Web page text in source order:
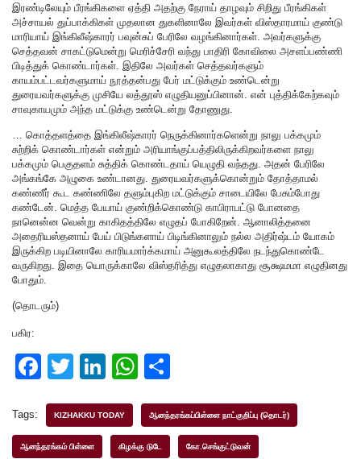
இரண்டிலேயும் பீரங்கிகளை ஏத்தி அதற்கு நேராய் தாழவும் சிறிது பீரங்கிகள்
அச்சாயல் துப்பாக்கிகள் முதலான துகளினாலே இவர்கள் விஸ்தாரமாய் குண்டு
மாரியாய் இங்கிலீஷ்காரர் பவுன்சுப் பேரிலே வழங்கினார்கள். அவர்களுக்கு
செத்தவன் சாகட்டுமென்று மெரிச்சேரி வந்து பாதிரி கோவிலை அசளப்பண்ணி
பிடித்துக் கொண்டார்கள். இதிலே அவர்கள் செத்தவர்களும்
காயம்பட்டவர்களுமாய் நூத்தன்பது பேர் மட்டுக்கும் உண்டென்று
துரையவர்களுக்கு முசியே லத்தூஸ் எழுதியனுப்பினான். என் புத்திக்கேற்கவும்
சாவுகாயமும் அந்த மட்டுக்கு உண்டென்று தோணுது.
… கொத்தளத்தை இங்கிலீஷ்காரர் நெருக்கினார்களென்று நாலு பக்கமும்
சுற்றிக் கொண்டார்கள் என்றும் அரியாங்குப்பத்திலிருக்கிறவர்களை நாலு
பக்கமும் பெகுதளம் சுத்திக் கொண்டதாய் யெழுதி வந்தது. அதன் பேரிலே
அங்கங்கே அழுகை உண்டானது. துரையவர்களுக்கொன்றும் தோத்தாமல்
கண்ணீர் கூட கண்ணிலே தளும்புகிற மட்டுக்கும் சாடையிலே பேசும்போது
கண்டேன். மெத்த பேயாய் குண்றிக்கொண்டு காபிராபட்டு போனதை
நானென்ன வென்று காகிதத்திலே எழுதப் போகிறேன். ஆனாலித்தனை
அதைரியஸ்தனாய் பேய் பிடுங்களாய் பிடிங்கினாலும் நல்ல அதிர்ஷ்டம் யோகம்
இருக்கிற படியினாலே காரியமார்க்கமாய் அனுகூலத்திலே நடந்துகொண்டே
வருகிறது. இதை யொருக்காலே விஸ்தரித்து எழுதலாகாது சூக்ஷமமா எழுதினது
போதும்.
(தொடரும்)
பகிர:
F
c
e
T
tt
er
Li
k
e
W
at
s
ar
e
Tags: KIZHAKKU TODAY ஆனந்தரங்கப்பிள்ளை நாட்குறிப்பு (தொடர்)
ஆனந்தரங்கம் பிள்ளை கிழக்கு டுடே கோ.செங்குட்டுவன்